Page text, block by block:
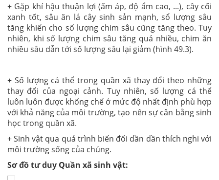
+ Gặp khí hậu thuận lợi (ấm áp, độ ẩm cao, ...), cây cối
xanh tốt, sâu ăn lá cây sinh sản mạnh, sổ lượng sâu
tăng khiến cho số lượng chim sâu cũng tăng theo. Tuy
nhiên, khi số lượng chim sâu tăng quá nhiều, chim ăn
nhiều sâu dẫn tới số lượng sâu lại giảm (hình 49.3).
+ Số lượng cá thể trong quần xã thay đổi theo những
thay đổi của ngoại cảnh. Tuy nhiên, số lượng cá thể
luôn luôn được khống chế ở mức độ nhất định phù hợp
với khả năng của môi trường, tạo nên sự cân bằng sinh
học trong quần xã.
+ Sinh vật qua quá trình biến đối dần dần thích nghi với
môi trường sống của chúng.
Sơ đồ tư duy Quần xã sinh vật: